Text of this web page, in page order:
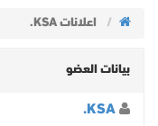
اعلانات KSA.
بيانات العضو
KSA.